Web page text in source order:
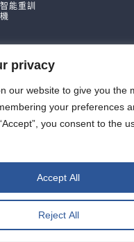
privacy
our website to give you the
your preferences
you consent to the
Reject All
Accept All
智能重訓
機
網頁設計公司：振作雲科技